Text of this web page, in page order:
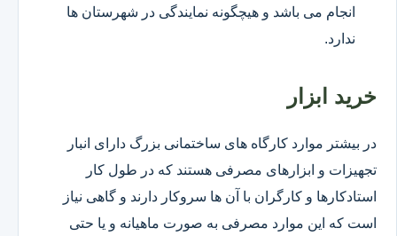
انجام می باشد و هیچگونه نمایندگی در شهرستان ها
ندارد.
خرید ابزار
در بیشتر موارد کارگاه های ساختمانی بزرگ دارای انبار
تجهیزات و ابزارهای مصرفی هستند که در طول کار
استادکارها و کارگران با آن ها سروکار دارند و گاهی نیاز
است که این موارد مصرفی به صورت ماهیانه و یا حتی